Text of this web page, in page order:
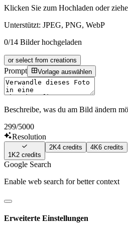
Klicken Sie zum Hochladen oder
Unterstützt: JPEG, PNG, WebP
0/14 Bilder hochgeladen
or select from creations
Prompt Vorlage auswählen
Beschreibe, was du am Bild ändern
299/5000
Resolution
1K2 credits
2K4 credits 4K6 credits
Google Search
Enable web search for better context
Erweiterte Einstellungen